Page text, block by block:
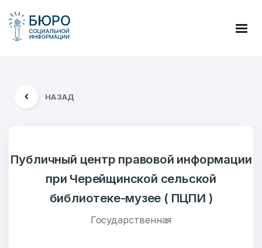
НАЗАД
Публичный центр правовой информации
при Черейщинской сельской
библиотеке-музее ( ПЦПИ )
Государственная